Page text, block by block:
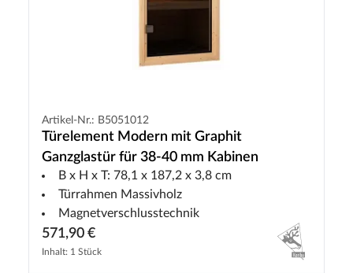
Artikel-Nr.: B5051012
Türelement Modern mit Graphit
Ganzglastür für 38-40 mm Kabinen
B x H x T: 78,1 x 187,2 x 3,8 cm
Türrahmen Massivholz
Magnetverschlusstechnik
571,90 €
Inhalt: 1 Stück